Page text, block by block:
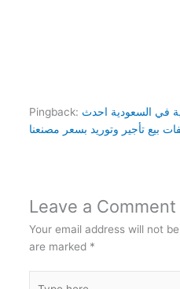
Pingback: في السعودية احدث
Leave a Comment
Your email address will not
are marked *